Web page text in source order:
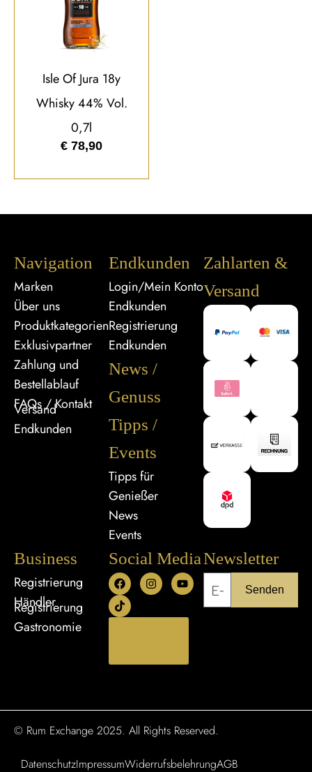
Isle Of Jura 18y
Whisky 44% Vol.
0,7l
€ 78,90
Navigation
Marken
Über uns
Produktkategorien
Exklusivpartner
Zahlung und
Bestellablauf
FAQs / Kontakt
Versand
Endkunden
Endkunden
Login/Mein Konto
Endkunden
Registrierung
Endkunden
News /
Genuss
Tipps /
Events
Tipps für
Genießer
News
Events
Zahlarten &
Versand
Business
Registrierung
Händler
Registrierung
Gastronomie
Social MediaNewsletter
Senden
© Rum Exchange 2025. All Rights Reserved.
DatenschutzImpressumWiderrufsbelehrungAGB